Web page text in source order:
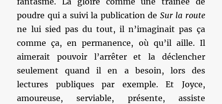
poudre qui a suivi la publication de Sur la route
ne lui sied pas du tout, il n’imaginait pas ça
comme ça, en permanence, où qu’il aille. Il
aimerait pouvoir l’arrêter et la déclencher
seulement quand il en a besoin, lors des
lectures publiques par exemple. Et Joyce,
amoureuse, serviable, présente, assiste